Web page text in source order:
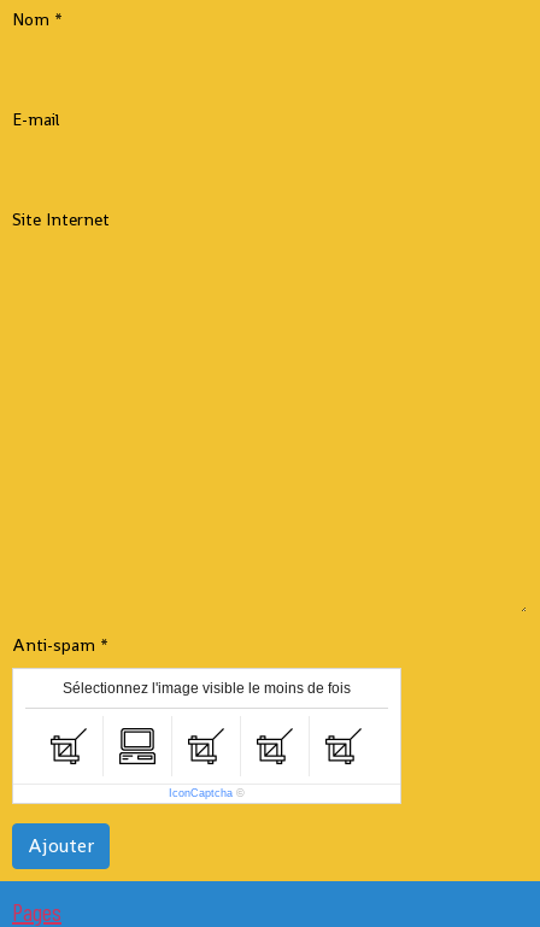
Nom
E-mail
Site Internet
Anti-spam
Sélectionnez l'image visible le moins de fois
IconCaptcha ©
Ajouter
Pages